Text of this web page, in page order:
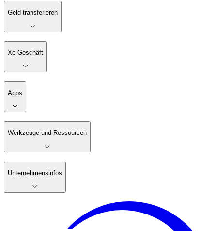
Geld transferieren
Xe Geschäft
Apps
Werkzeuge und Ressourcen
Unternehmensinfos